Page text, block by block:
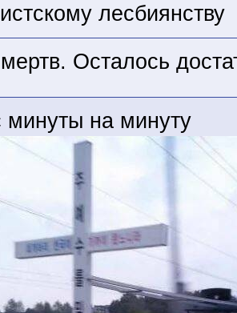
лесбиянству
Осталось
минуты на минуту